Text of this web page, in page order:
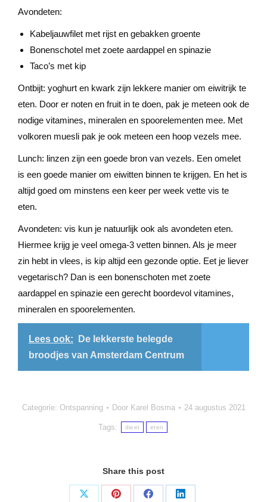
Avondeten:
Kabeljauwfilet met rijst en gebakken groente
Bonenschotel met zoete aardappel en spinazie
Taco’s met kip
Ontbijt: yoghurt en kwark zijn lekkere manier om eiwitrijk te
eten. Door er noten en fruit in te doen, pak je meteen ook de
nodige vitamines, mineralen en spoorelementen mee. Met
volkoren muesli pak je ook meteen een hoop vezels mee.
Lunch: linzen zijn een goede bron van vezels. Een omelet
is een goede manier om eiwitten binnen te krijgen. En het is
altijd goed om minstens een keer per week vette vis te
eten.
Avondeten: vis kun je natuurlijk ook als avondeten eten.
Hiermee krijg je veel omega-3 vetten binnen. Als je meer
zin hebt in vlees, is kip altijd een gezonde optie. Eet je liever
vegetarisch? Dan is een bonenschoten met zoete
aardappel en spinazie een gerecht boordevol vitamines,
mineralen en spoorelementen.
Lees ook:
De lekkerste belegde
broodjes van Amsterdam Centrum
Categorie: Ontspanning Door Karel Bosma 24 augustus 2021
Tags: dieet eten
Share this post